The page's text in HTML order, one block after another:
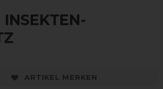
ARTIKEL MERKEN